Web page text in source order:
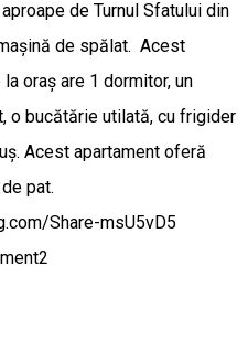
de Turnul Sfatului din
de spălat. Acest
oraș are 1 dormitor, un
o bucătărie utilată, cu frigider
Acest apartament oferă
pat.
Share-msU5vD5